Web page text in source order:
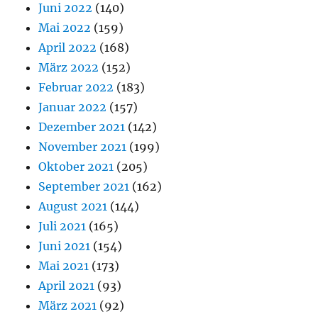
Juni 2022 (140)
Mai 2022 (159)
April 2022 (168)
März 2022 (152)
Februar 2022 (183)
Januar 2022 (157)
Dezember 2021 (142)
November 2021 (199)
Oktober 2021 (205)
September 2021 (162)
August 2021 (144)
Juli 2021 (165)
Juni 2021 (154)
Mai 2021 (173)
April 2021 (93)
März 2021 (92)